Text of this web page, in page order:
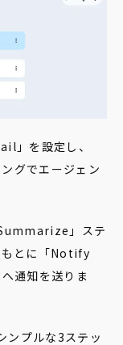
」を設定し、
グでエージェン
」ステ
もとに「Notify
通知を送りま
プルな3ステッ